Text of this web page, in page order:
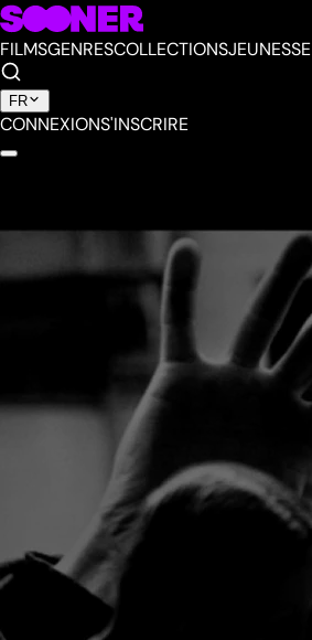
FILMSGENRESCOLLECTIONSJEUNESSE
FR
CONNEXIONS'INSCRIRE